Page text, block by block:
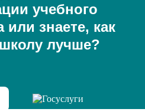
учебного
или знаете, как
лучше?